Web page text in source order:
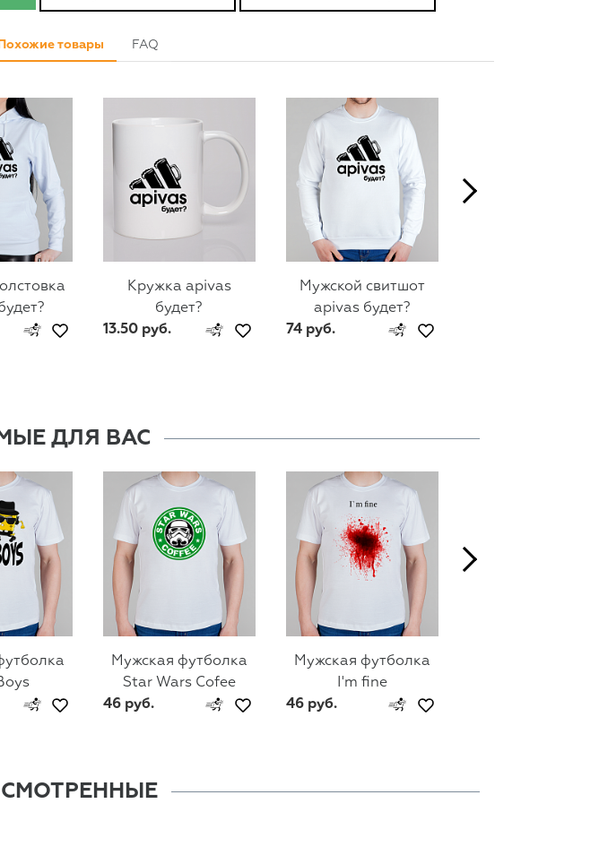
Похожие товары FAQ
Кружка apivas
будет?
13.50 руб.
Мужской свитшот
apivas будет?
74 руб.
ДЛЯ ВАС
Мужская футболка
Star Wars Cofee
46 руб.
Мужская футболка
I'm fine
46 руб.